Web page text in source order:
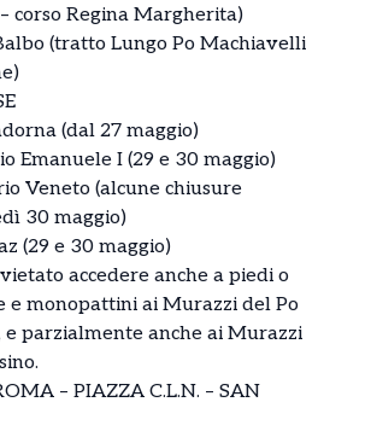
corso Regina Margherita)
(tratto Lungo Po Machiavelli
(dal 27 maggio)
Emanuele I (29 e 30 maggio)
Veneto (alcune chiusure
30 maggio)
(29 e 30 maggio)
accedere anche a piedi o
e monopattini ai Murazzi del Po
e parzialmente anche ai Murazzi
– PIAZZA C.L.N. – SAN